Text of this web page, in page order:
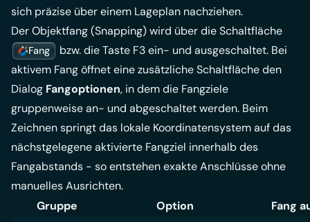
sich präzise über einem Lageplan nachziehen.
Der Objektfang (Snapping) wird über die Schaltfläche
Fang
bzw. die Taste F3 ein- und ausgeschaltet. Bei
aktivem Fang öffnet eine zusätzliche Schaltfläche den
Dialog Fangoptionen, in dem die Fangziele
gruppenweise an- und abgeschaltet werden. Beim
Zeichnen springt das lokale Koordinatensystem auf das
nächstgelegene aktivierte Fangziel innerhalb des
Fangabstands - so entstehen exakte Anschlüsse ohne
manuelles Ausrichten.
Gruppe
Option
Fang